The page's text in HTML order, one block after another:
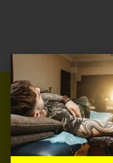
Newsletter
Iscriviti ora e ricevi
sconto!